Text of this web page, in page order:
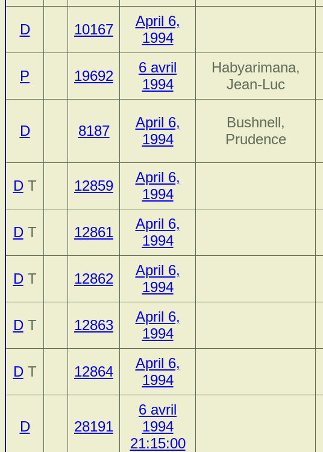
D 10167
April 6,
1994
P 19692
6 avril
1994
Habyarimana,
Jean-Luc
D 8187
April 6,
1994
Bushnell,
Prudence
DT 12859
April 6,
1994
DT 12861
April 6,
1994
DT 12862
April 6,
1994
DT 12863
April 6,
1994
DT 12864
April 6,
1994
D 28191
6 avril
1994
21:15:00